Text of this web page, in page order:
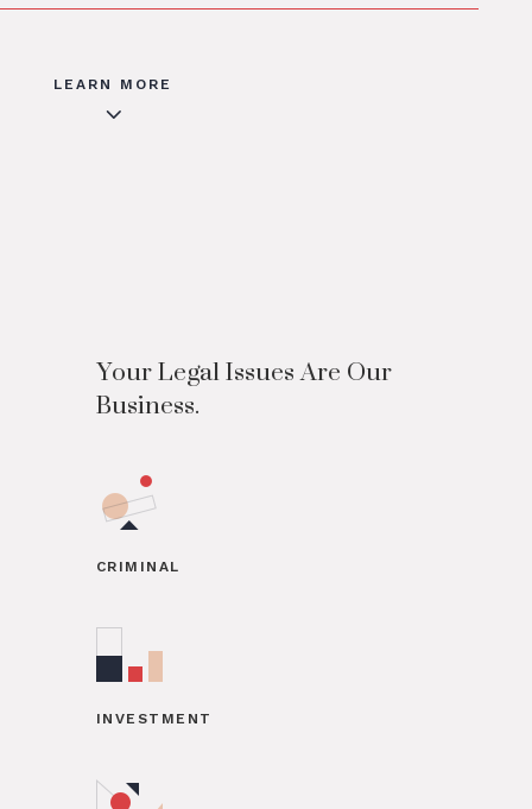
LEARN MORE
3
Your Legal Issues Are Our
Business.
CRIMINAL
INVESTMENT